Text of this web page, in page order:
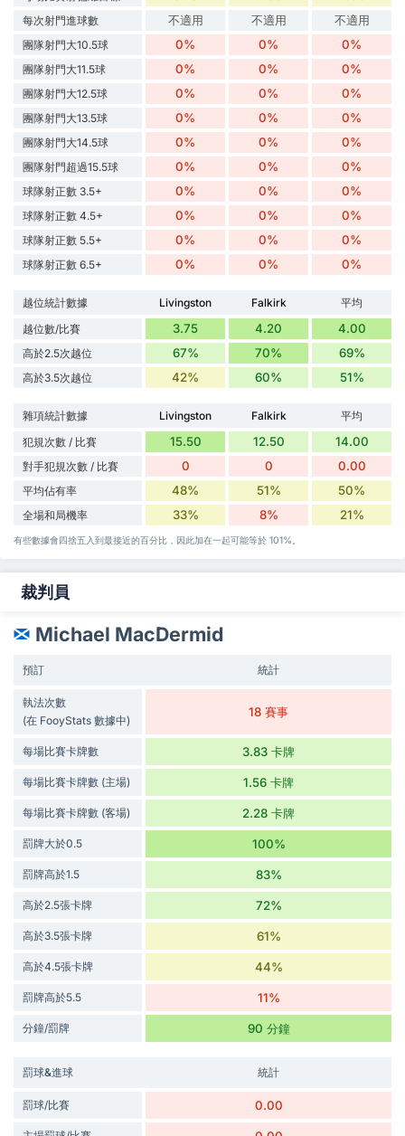
每次射門進球數 不適用 不適用 不適用
團隊射門大10.5球 0% 0% 0%
團隊射門大11.5球 0% 0% 0%
團隊射門大12.5球 0% 0% 0%
團隊射門大13.5球 0% 0% 0%
團隊射門大14.5球 0% 0% 0%
團隊射門超過15.5球 0% 0% 0%
球隊射正數 3.5+ 0% 0% 0%
球隊射正數 4.5+ 0% 0% 0%
球隊射正數 5.5+ 0% 0% 0%
球隊射正數 6.5+ 0% 0% 0%
越位統計數據 Livingston Falkirk
平均
越位數/比賽
3.75 4.20 4.00
高於2.5次越位 67% 70% 69%
高於3.5次越位 42% 60% 51%
雜項統計數據 Livingston Falkirk
平均
犯規次數 / 比賽
15.50 12.50 14.00
對手犯規次數 / 比賽 0 0 0.00
平均佔有率 48% 51% 50%
全場和局機率 33% 8% 21%
有些數據會四捨五入到最接近的百分比，因此加在一起可能等於 101%。
裁判員
Michael MacDermid
預訂 統計
執法次數
(在 FooyStats 數據中)
18 賽事
每場比賽卡牌數 3.83 卡牌
每場比賽卡牌數 (主場) 1.56 卡牌
每場比賽卡牌數 (客場) 2.28 卡牌
罰牌大於0.5 100%
罰牌高於1.5 83%
高於2.5張卡牌 72%
高於3.5張卡牌 61%
高於4.5張卡牌 44%
罰牌高於5.5 11%
分鐘/罰牌 90 分鐘
罰球&進球 統計
罰球/比賽 0.00